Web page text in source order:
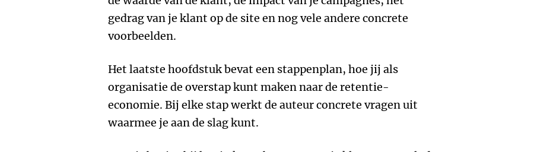
gedrag van je klant op de site en nog vele andere concrete
voorbeelden.
Het laatste hoofdstuk bevat een stappenplan, hoe jij als
organisatie de overstap kunt maken naar de retentie-
economie. Bij elke stap werkt de auteur concrete vragen uit
waarmee je aan de slag kunt.